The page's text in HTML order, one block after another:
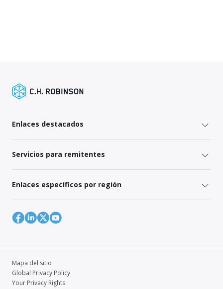
Enlaces destacados
Servicios para remitentes
Enlaces específicos por región
Mapa del sitio
Global Privacy Policy
Your Privacy Rights